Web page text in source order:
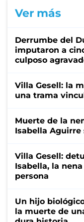
Ver más
Derrumbe del
imputaron a
culposo
Villa Gesell: la
una trama
Muerte de la
Isabella Aguirre
Villa Gesell:
Isabella, la
persona
Un hijo
la muerte de